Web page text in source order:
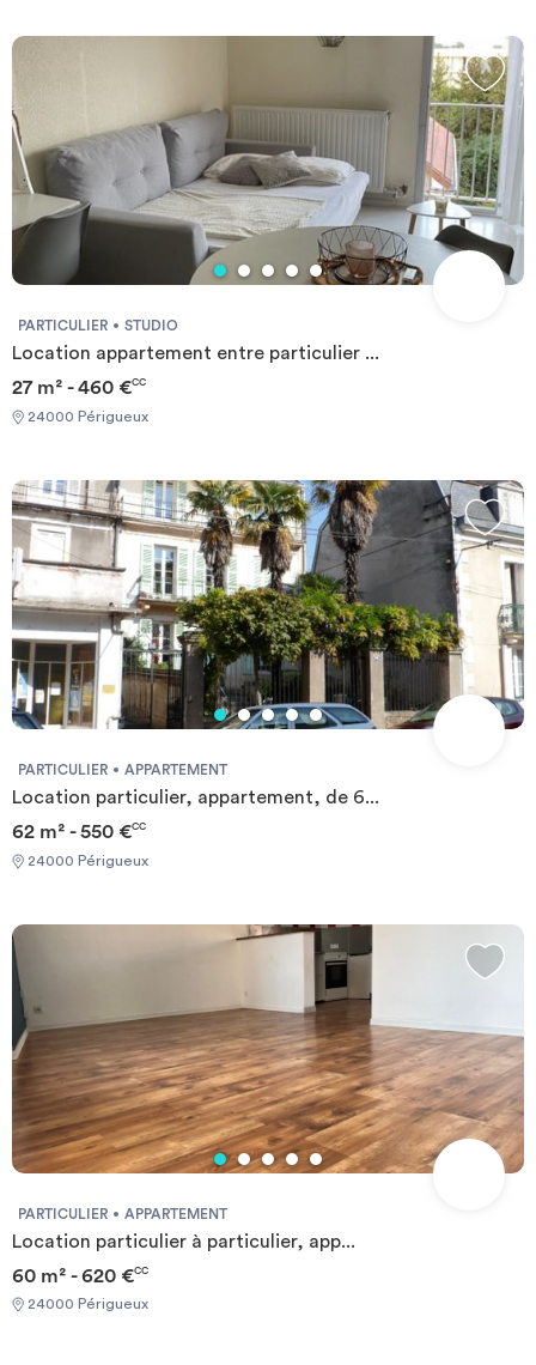
PARTICULIER STUDIO
Location appartement entre particulier ...
27 m² - 460 €CC
24000 Périgueux
PARTICULIER APPARTEMENT
Location particulier, appartement, de 6...
62 m² - 550 €CC
24000 Périgueux
PARTICULIER APPARTEMENT
Location particulier à particulier, app...
60 m² - 620 €CC
24000 Périgueux